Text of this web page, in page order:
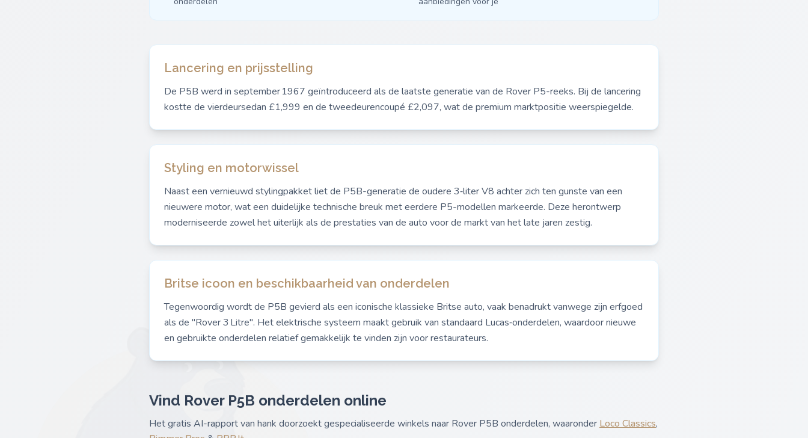
Lancering en prijsstelling
De P5B werd in september 1967 geïntroduceerd als de laatste generatie van de Rover P5-reeks. Bij de lancering
kostte de vierdeursedan £1,999 en de tweedeurencoupé £2,097, wat de premium marktpositie weerspiegelde.
Styling en motorwissel
Naast een vernieuwd stylingpakket liet de P5B-generatie de oudere 3‑liter V8 achter zich ten gunste van een
nieuwere motor, wat een duidelijke technische breuk met eerdere P5-modellen markeerde. Deze herontwerp
moderniseerde zowel het uiterlijk als de prestaties van de auto voor de markt van het late jaren zestig.
Britse icoon en beschikbaarheid van onderdelen
Tegenwoordig wordt de P5B gevierd als een iconische klassieke Britse auto, vaak benadrukt vanwege zijn erfgoed
als de "Rover 3 Litre". Het elektrische systeem maakt gebruik van standaard Lucas‑onderdelen, waardoor nieuwe
en gebruikte onderdelen relatief gemakkelijk te vinden zijn voor restaurateurs.
Vind Rover P5B onderdelen online
Het gratis AI-rapport van hank doorzoekt gespecialiseerde winkels naar Rover P5B onderdelen, waaronder Loco Classics,